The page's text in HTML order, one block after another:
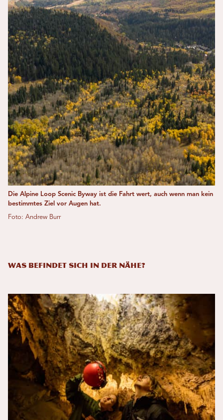
Die Alpine Loop Scenic Byway ist die Fahrt wert, auch wenn man kein
bestimmtes Ziel vor Augen hat.
Foto: Andrew Burr
Was befindet sich in der Nähe?